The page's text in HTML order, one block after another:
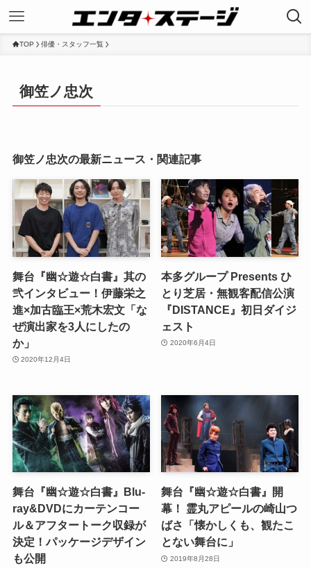
TOP 俳優・スタッフ一覧
御笠ノ忠次
御笠ノ忠次の最新ニュース・関連記事
舞台『幽☆遊☆白書』其の
弐インタビュー！伊藤栄之
進×加古臨王×荒木宏文「な
ぜ演出家を3人にしたの
か」
2020年12月4日
本多グループ Presents ひ
とり芝居・無観客配信公演
『DISTANCE』初日ダイジ
ェスト
2020年6月4日
舞台『幽☆遊☆白書』Blu-
ray&DVDにカーテンコー
ル＆アフタートーク収録が
決定！パッケージデザイン
も公開
舞台『幽☆遊☆白書』開
幕！ 霊丸アピールの崎山つ
ばさ「懐かしくも、観たこ
とない舞台に」
2019年8月28日